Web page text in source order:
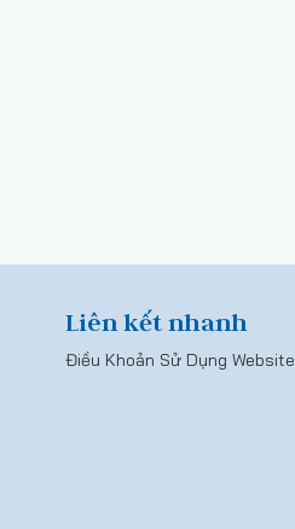
Liên kết nhanh
Điều Khoản Sử Dụng Website